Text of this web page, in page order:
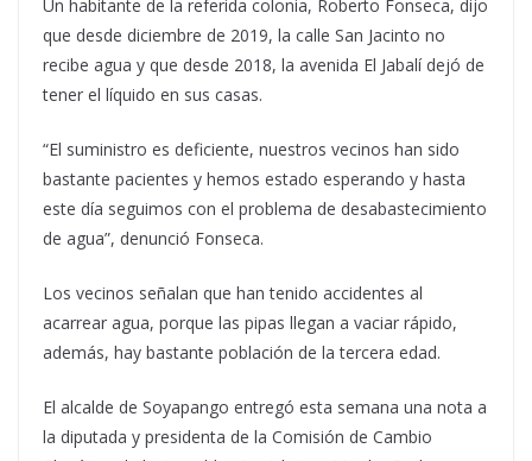
Un habitante de la referida colonia, Roberto Fonseca, dijo
que desde diciembre de 2019, la calle San Jacinto no
recibe agua y que desde 2018, la avenida El Jabalí dejó de
tener el líquido en sus casas.
“El suministro es deficiente, nuestros vecinos han sido
bastante pacientes y hemos estado esperando y hasta
este día seguimos con el problema de desabastecimiento
de agua”, denunció Fonseca.
Los vecinos señalan que han tenido accidentes al
acarrear agua, porque las pipas llegan a vaciar rápido,
además, hay bastante población de la tercera edad.
El alcalde de Soyapango entregó esta semana una nota a
la diputada y presidenta de la Comisión de Cambio